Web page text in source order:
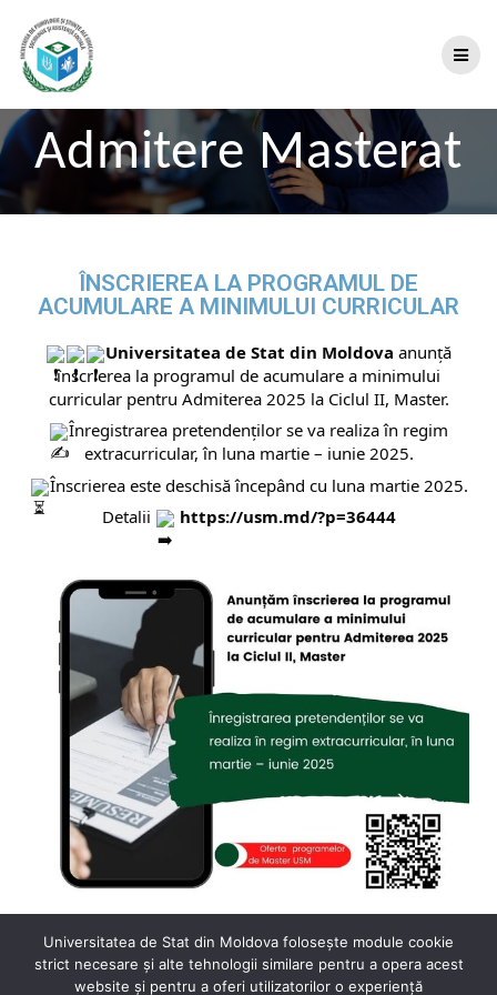
Admitere Masterat
ÎNSCRIEREA LA PROGRAMUL DE
ACUMULARE A MINIMULUI CURRICULAR
Universitatea de Stat din Moldova anunță
înscrierea la programul de acumulare a minimului
curricular pentru Admiterea 2025 la Ciclul II, Master.
Înregistrarea pretendenților se va realiza în regim
extracurricular, în luna martie – iunie 2025.
Înscrierea este deschisă începând cu luna martie 2025.
Detalii
https://usm.md/?p=36444
Universitatea de Stat din Moldova folosește module cookie
strict necesare și alte tehnologii similare pentru a opera acest
website și pentru a oferi utilizatorilor o experiență